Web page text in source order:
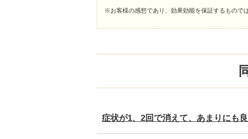
※お客様の感想であり、効果効能を保証するもので
症状が1、2回で消えて、あまりにも